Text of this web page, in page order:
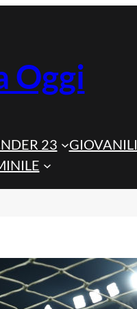
Oggi
23 GIOVANILI